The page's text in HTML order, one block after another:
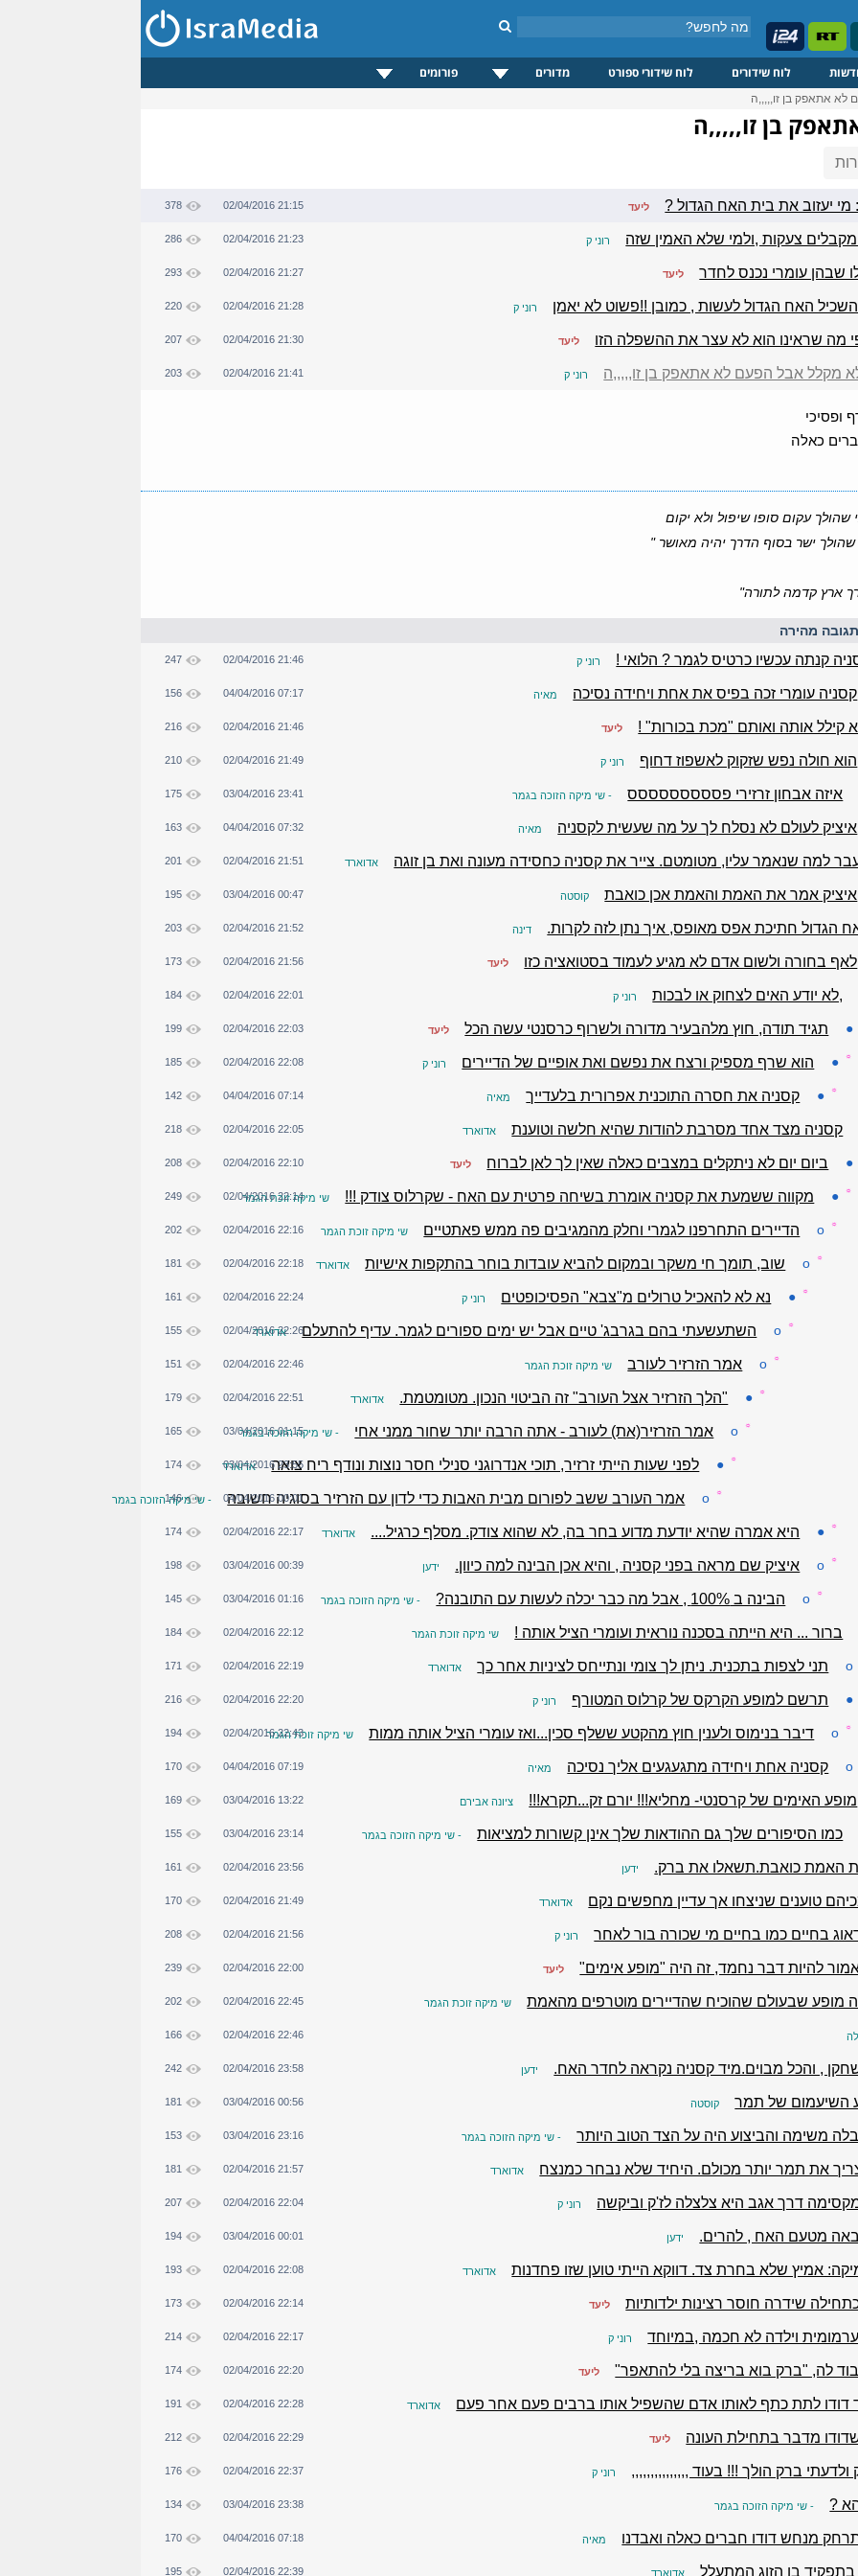
לוח שידורים לוח שידורי ספורט מדורים פורומים
לא אתאפק בן זו,,,,,ה
בן זו,,,,,ה
מי יעזוב את בית האח הגדול ? ליעד 02/04/2016 21:15
378
מקבלים צעקות ,ולמי שלא האמין שזה רוני ק 02/04/2016 21:23
286
שבהן עומרי נכנס לחדר ליעד 02/04/2016 21:27
293
האח הגדול לעשות , כמובן !!פשוט לא יאמן רוני ק 02/04/2016 21:28
220
מה שראינו הוא לא עצר את ההשפלה הזו ליעד 02/04/2016 21:30
207
מקלל אבל הפעם לא אתאפק בן זו,,,,,ה רוני ק 02/04/2016 21:41
203
ופסיכי
כאלה
שהולך עקום סופו שיפול ולא יקום
שהולך ישר בסוף הדרך יהיה מאושר "
ארץ קדמה לתורה"
מהירה
קנתה עכשיו כרטיס לגמר ? הלואי ! רוני ק 02/04/2016 21:46
247
קסניה עומרי זכה בפיס את אחת ויחידה נסיכה מאיה 04/04/2016 07:17
156
קילל אותה ואותם "מכת בכורות" ! ליעד 02/04/2016 21:46
216
הוא חולה נפש שזקוק לאשפוז דחוף רוני ק 02/04/2016 21:49
210
איזה אבחון זרזירי פססססססססס - שי מיקה הזוכה בגמר 03/04/2016 23:41
175
איציק לעולם לא נסלח לך על מה שעשית לקסניה מאיה 04/04/2016 07:32
163
למה שנאמר עליו, מטומטם. צייר את קסניה כחסידה מעונה ואת בן זוגה אדוארד 02/04/2016 21:51
201
איציק אמר את האמת והאמת אכן כואבת קוסטה 03/04/2016 00:47
195
הגדול חתיכת אפס מאופס, איך נתן לזה לקרות. דינה 02/04/2016 21:52
203
לאף בחורה ולשום אדם לא מגיע לעמוד בסטואציה כזו ליעד 02/04/2016 21:56
173
,לא יודע האים לצחוק או לבכות רוני ק 02/04/2016 22:01
184
● תגיד תודה, חוץ מלהבעיר מדורה ולשרוף כרסנטי עשה הכל ליעד 02/04/2016 22:03
199
☼
● הוא שרף מספיק ורצח את נפשם ואת אופיים של הדיירים רוני ק 02/04/2016 22:08
185
☼
● קסניה את חסרה התוכנית אפרורית בלעדייך מאיה 04/04/2016 07:14
142
קסניה מצד אחד מסרבת להודות שהיא חלשה וטוענת אדוארד 02/04/2016 22:05
218
● ביום יום לא ניתקלים במצבים כאלה שאין לך לאן לברוח ליעד 02/04/2016 22:10
208
☼
● מקווה ששמעת את קסניה אומרת בשיחה פרטית עם האח - שקרלוס צודק !!! שי מיקה זוכת הגמר
02/04/2016 22:14
249
☼
o הדיירים התחרפנו לגמרי וחלק מהמגיבים פה ממש פאתטיים שי מיקה זוכת הגמר 02/04/2016 22:16
202
☼
o שוב, תומך חי משקר ובמקום להביא עובדות בוחר בהתקפות אישיות אדוארד 02/04/2016 22:18
181
☼
● נא לא להאכיל טרולים מ"צבא" הפסיכופטים רוני ק 02/04/2016 22:24
161
☼
o השתעשעתי בהם בגרבג' טיים אבל יש ימים ספורים לגמר. עדיף להתעלם אדוארד
02/04/2016 22:26
155
☼
o אמר הזרזיר לעורב שי מיקה זוכת הגמר 02/04/2016 22:46
151
☼
● "הלך הזרזיר אצל העורב" זה הביטוי הנכון. מטומטמת. אדוארד 02/04/2016 22:51
179
☼
o אמר הזרזיר(את) לעורב - אתה הרבה יותר שחור ממני אחי - שי מיקה הזוכה בגמר
03/04/2016 01:15
165
☼
● לפני שעות הייתי זרזיר, תוכי אנדרוגני סנילי חסר נוצות ונודף ריח צואה אדוארד
03/04/2016 23:55
174
☼
o אמר העורב ששב לפורום מבית האבות כדי לדון עם הזרזיר בסוגיה חשובה - שי מיקה הזוכה בגמר 04/04/2016 00:01
146
☼
● היא אמרה שהיא יודעת מדוע בחר בה, לא שהוא צודק. מסלף כרגיל.... אדוארד 02/04/2016 22:17
174
☼
o איציק שם מראה בפני קסניה , והיא אכן הבינה למה כיוון. ידען 03/04/2016 00:39
198
☼
o הבינה ב 100% , אבל מה כבר יכלה לעשות עם התובנה? - שי מיקה הזוכה בגמר 03/04/2016 01:16
145
ברור ... היא הייתה בסכנה נוראית ועומרי הציל אותה ! שי מיקה זוכת הגמר 02/04/2016 22:12
184
o תני לצפות בתכנית. ניתן לך צומי ונתייחס לציניות אחר כך אדוארד 02/04/2016 22:19
171
● תרשם למופע הקרקס של קרלוס המטורף רוני ק 02/04/2016 22:20
216
☼
o דיבר בנימוס ולענין חוץ מהקטע ששלף סכין...ואז עומרי הציל אותה ממות שי מיקה זוכת הגמר02/04/2016 22:43
194
o קסניה אחת ויחידה מתגעגעים אליך נסיכה מאיה 04/04/2016 07:19
170
מופע האימים של קרסנטי- מחליא!!! יורם זק...תקרא!!! ציונה אבירם 03/04/2016 13:22
169
כמו הסיפורים שלך גם ההודאות שלך אינן קשורות למציאות - שי מיקה הזוכה בגמר 03/04/2016 23:14
155
האמת כואבת.תשאלו את ברק. ידען 02/04/2016 23:56
161
טוענים שניצחו אך עדיין מחפשים נקם אדוארד 02/04/2016 21:49
170
בחיים כמו בחיים מי שכורה בור לאחר רוני ק 02/04/2016 21:56
208
להיות דבר נחמד, זה היה "מופע אימים" ליעד 02/04/2016 22:00
239
מופע שבעולם שהוכיח שהדיירים מוטרפים מהאמת שי מיקה זוכת הגמר 02/04/2016 22:45
202
02/04/2016 22:46
166
, והכל מבוים.מיד קסניה נקראה לחדר האח. ידען 02/04/2016 23:58
242
השיעמום של תמר קוסטה 03/04/2016 00:56
181
משימה והביצוע היה על הצד הטוב היותר - שי מיקה הזוכה בגמר 03/04/2016 23:16
153
את תמר יותר מכולם. היחיד שלא נבחר כמנצח אדוארד 02/04/2016 21:57
181
דרך אגב היא צלצלה לז'ק וביקשה רוני ק 02/04/2016 22:04
207
מטעם האח , להרים. ידען 03/04/2016 00:01
194
אמיץ שלא בחרת צד. דווקא הייתי טוען שזו פחדנות אדוארד 02/04/2016 22:08
193
שידרה חוסר רצינות ילדותיות ליעד 02/04/2016 22:14
173
וילדה לא חכמה ,במיוחד רוני ק 02/04/2016 22:17
214
לה, "ברק בוא בריצה בלי להתאפר" ליעד 02/04/2016 22:20
174
דודו לתת כתף לאותו אדם שהשפיל אותו ברבים פעם אחר פעם אדוארד 02/04/2016 22:28
191
מדבר בתחילת העונה ליעד 02/04/2016 22:29
212
ולדעתי ברק הולך !!! בעוד ,,,,,,,,,,,,,,, רוני ק 02/04/2016 22:37
176
? - שי מיקה הזוכה בגמר 03/04/2016 23:38
134
מנחש דודו חברים כאלה ואבדנו מאיה 04/04/2016 07:18
170
בן הזוג המתעלל אדוארד 02/04/2016 22:39
195